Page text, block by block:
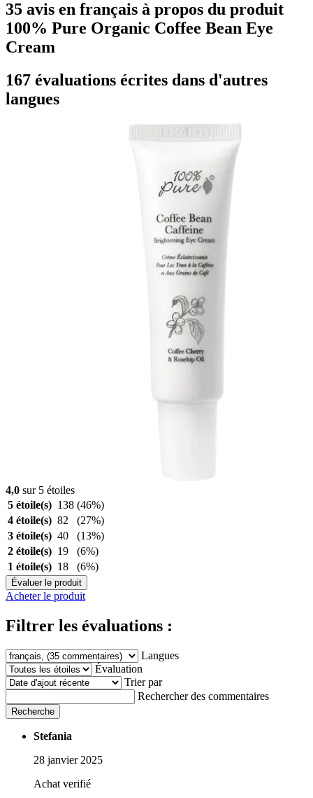
35 avis en français à propos du produit
100% Pure Organic Coffee Bean Eye
Cream
167 évaluations écrites dans d'autres
langues
4,0 sur 5 étoiles
5 étoile(s) 138 (46%)
4 étoile(s) 82
(27%)
3 étoile(s) 40
(13%)
2 étoile(s) 19
(6%)
1 étoile(s) 18 (6%)
Évaluer le produit
Acheter le produit
Filtrer les évaluations :
Langues
Évaluation
Trier par
Rechercher des commentaires
Recherche
Stefania
28 janvier 2025
Achat verifié